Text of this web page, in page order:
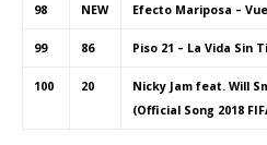
98 NEW Efecto Mariposa –
99 86 Piso 21 – La Vida Sin Ti
100 20
Nicky Jam feat. Will
(Official Song 2018